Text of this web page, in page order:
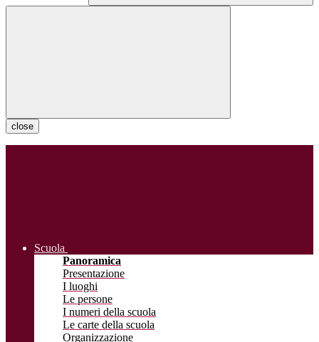
close
Scuola
Panoramica
Presentazione
I luoghi
Le persone
I numeri della scuola
Le carte della scuola
Organizzazione